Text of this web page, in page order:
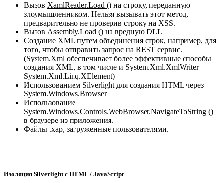
Вызов XamlReader.Load () на строку, переданную
злоумышленником. Нельзя вызывать этот метод,
предварительно не проверив строку на XSS.
Вызов Assembly.Load () на вредную DLL
Создание XML путем объединения строк, например, для
того, чтобы отправить запрос на REST сервис.
(System.Xml обеспечивает более эффективные способы
создания XML, в том числе и System.Xml.XmlWriter
System.Xml.Linq.XElement)
Использованием Silverlight для создания HTML через
System.Windows.Browser
Использование
System.Windows.Controls.WebBrowser.NavigateToString ()
в браузере из приложения.
Файлы .xap, загруженные пользователями.
Изоляция Silverlight с HTML / JavaScript